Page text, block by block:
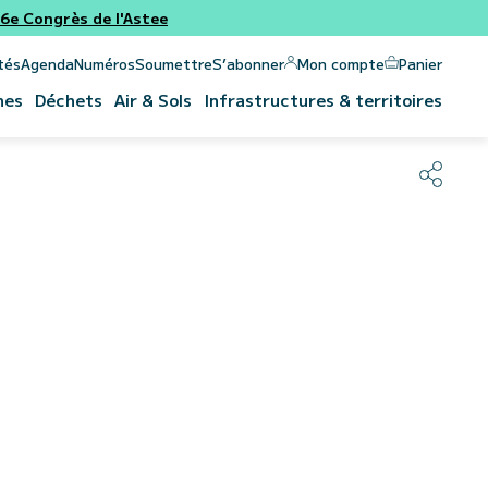
Congrès de l'Astee
AgendaNumérosSoumettreS’abonner Mon compte Panier
Déchets Air & Sols Infrastructures & territoires